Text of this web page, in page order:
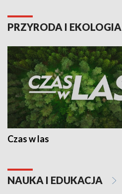
PRZYRODA I EKOLOGIA
Czas w las
NAUKA I EDUKACJA